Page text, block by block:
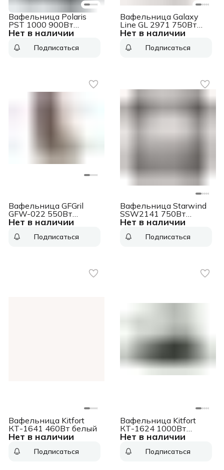
Нет в наличии
Вафельница Polaris
PST 1000 900Вт
графитовый
Подписаться
Нет в наличии
Вафельница Galaxy
Line GL 2971 750Вт
белый
Подписаться
Нет в наличии
Вафельница GFGril
GFW-022 550Вт
красный
Подписаться
Нет в наличии
Вафельница Starwind
SSW2141 750Вт
черный
Подписаться
Нет в наличии
Вафельница Kitfort
КТ-1641 460Вт белый
Подписаться
Нет в наличии
Вафельница Kitfort
КТ-1624 1000Вт
белый
Подписаться